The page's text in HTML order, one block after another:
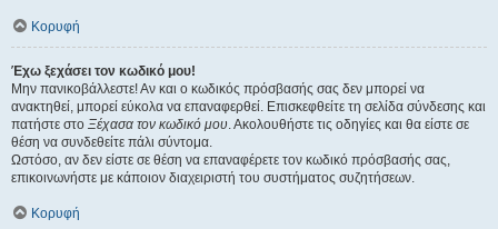
Κορυφή
Έχω ξεχάσει τον κωδικό μου!
Μην πανικοβάλλεστε! Αν και ο κωδικός πρόσβασής σας δεν μπορεί να
ανακτηθεί, μπορεί εύκολα να επαναφερθεί. Επισκεφθείτε τη σελίδα σύνδεσης και
πατήστε στο Ξέχασα τον κωδικό μου. Ακολουθήστε τις οδηγίες και θα είστε σε
θέση να συνδεθείτε πάλι σύντομα.
Ωστόσο, αν δεν είστε σε θέση να επαναφέρετε τον κωδικό πρόσβασής σας,
επικοινωνήστε με κάποιον διαχειριστή του συστήματος συζητήσεων.
Κορυφή